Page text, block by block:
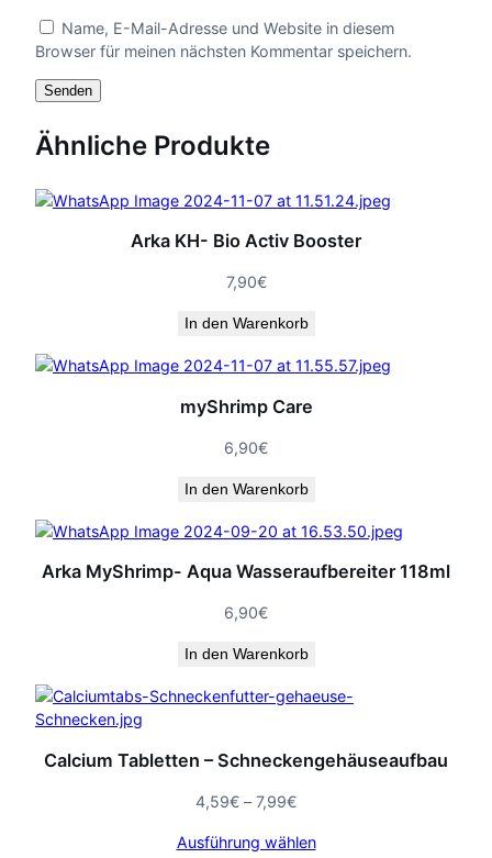
Name, E-Mail-Adresse und Website in diesem
Browser für meinen nächsten Kommentar speichern.
Ähnliche Produkte
Arka KH- Bio Activ Booster
7,90€
In den Warenkorb
myShrimp Care
6,90€
In den Warenkorb
Arka MyShrimp- Aqua Wasseraufbereiter 118ml
6,90€
In den Warenkorb
Calcium Tabletten – Schneckengehäuseaufbau
4,59€ – 7,99€Preisspanne:
bis
Ausführung wählen